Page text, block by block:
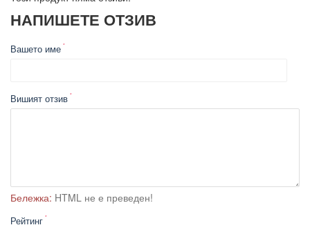
НАПИШЕТЕ ОТЗИВ
Вашето име
Вишият отзив
Бележка: HTML не е преведен!
Рейтинг